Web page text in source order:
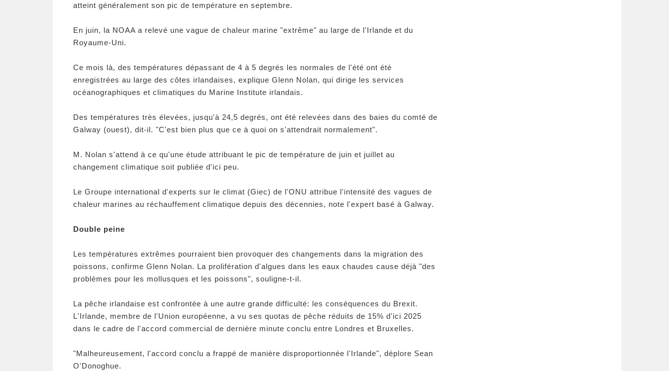
atteint généralement son pic de température en septembre.
En juin, la NOAA a relevé une vague de chaleur marine "extrême" au large de l'Irlande et du
Royaume-Uni.
Ce mois là, des températures dépassant de 4 à 5 degrés les normales de l'été ont été
enregistrées au large des côtes irlandaises, explique Glenn Nolan, qui dirige les services
océanographiques et climatiques du Marine Institute irlandais.
Des températures très élevées, jusqu'à 24,5 degrés, ont été relevées dans des baies du comté de
Galway (ouest), dit-il. "C'est bien plus que ce à quoi on s'attendrait normalement".
M. Nolan s'attend à ce qu'une étude attribuant le pic de température de juin et juillet au
changement climatique soit publiée d'ici peu.
Le Groupe international d'experts sur le climat (Giec) de l'ONU attribue l'intensité des vagues de
chaleur marines au réchauffement climatique depuis des décennies, note l'expert basé à Galway.
Double peine
Les températures extrêmes pourraient bien provoquer des changements dans la migration des
poissons, confirme Glenn Nolan. La prolifération d'algues dans les eaux chaudes cause déjà "des
problèmes pour les mollusques et les poissons", souligne-t-il.
La pêche irlandaise est confrontée à une autre grande difficulté: les conséquences du Brexit.
L'Irlande, membre de l'Union européenne, a vu ses quotas de pêche réduits de 15% d'ici 2025
dans le cadre de l'accord commercial de dernière minute conclu entre Londres et Bruxelles.
"Malheureusement, l'accord conclu a frappé de manière disproportionnée l'Irlande", déplore Sean
O'Donoghue.